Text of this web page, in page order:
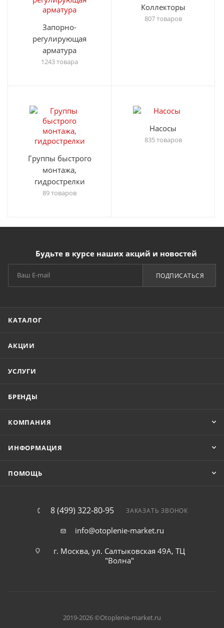
Запорно-
регулирующая
арматура
1243 товара
Коллекторы
807 товаров
Группы быстрого
монтажа,
гидрострелки
89 товаров
Насосы
835 товаров
Будьте в курсе наших акций и новостей
ПОДПИСАТЬСЯ
КАТАЛОГ
АКЦИИ
УСЛУГИ
БРЕНДЫ
КОМПАНИЯ
ИНФОРМАЦИЯ
ПОМОЩЬ
8 (499) 322-80-95 ЗАКАЗАТЬ ЗВОНОК
info@otoplenie-market.ru
г. Москва, ул. Салтыковская 49А, ТЦ
"Волна"
2019-2026 ©Otoplenie-market.ru